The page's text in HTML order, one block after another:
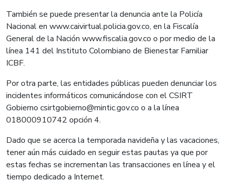
También se puede presentar la denuncia ante la Policía
Nacional en www.caivirtual.policia.gov.co, en la Fiscalía
General de la Nación www.fiscalia.gov.co o por medio de la
línea 141 del Instituto Colombiano de Bienestar Familiar
ICBF.
Por otra parte, las entidades públicas pueden denunciar los
incidentes informáticos comunicándose con el CSIRT
Gobierno csirtgobierno@mintic.gov.co o a la línea
018000910742 opción 4.
Dado que se acerca la temporada navideña y las vacaciones,
tener aún más cuidado en seguir estas pautas ya que por
estas fechas se incrementan las transacciones en línea y el
tiempo dedicado a Internet.